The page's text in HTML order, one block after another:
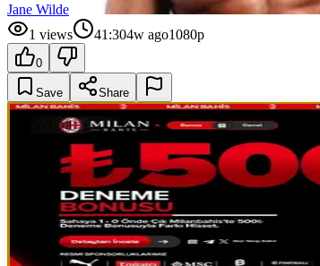
Jane Wilde
1 views 41:304w ago1080p
0
Save Share